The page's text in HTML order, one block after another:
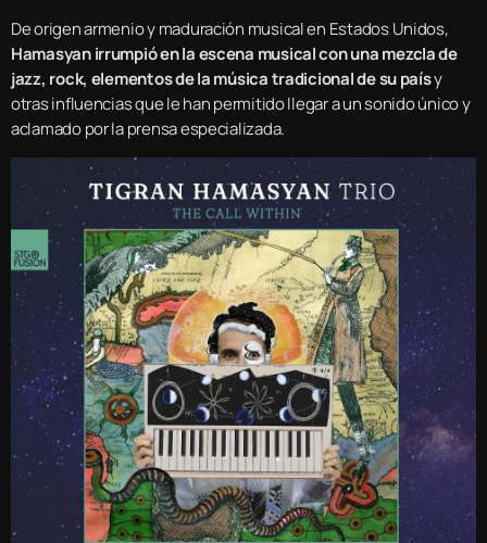
De origen armenio y maduración musical en Estados Unidos,
Hamasyan irrumpió en la escena musical con una mezcla de
jazz, rock, elementos de la música tradicional de su paísy
otras influencias que le han permitido llegar a un sonido único y
aclamado por la prensa especializada.